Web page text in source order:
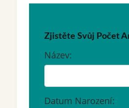
Zjistěte Svůj Počet
Název:
Datum Narození: